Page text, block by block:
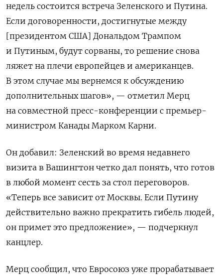
недель состоится встреча Зеленского и Путина.
Если договоренности, достигнутые между
[президентом США] Дональдом Трампом
и Путиным, будут сорваны, то решение снова
ляжет на плечи европейцев и американцев.
В этом случае мы вернемся к обсуждению
дополнительных шагов», — отметил Мерц
на совместной пресс-конференции с премьер-
министром Канады Марком Карни.
Он добавил: Зеленский во время недавнего
визита в Вашингтон четко дал понять, что готов
в любой момент сесть за стол переговоров.
«Теперь все зависит от Москвы. Если Путину
действительно важно прекратить гибель людей,
он примет это предложение», — подчеркнул
канцлер.
Мерц сообщил, что Евросоюз уже прорабатывает